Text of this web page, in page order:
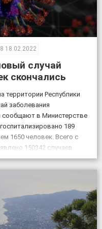
18.02.2022
случай
скончались
территории Республики
заболевания
сообщают в Министерстве
189
1650 человек. Всего с
150342 случаев
4830 пациентов с
[…]